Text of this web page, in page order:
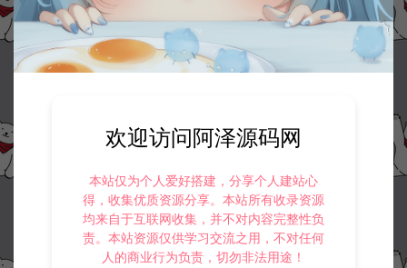
欢迎访问阿泽源码网
本站仅为个人爱好搭建，分享个人建站心
得，收集优质资源分享。本站所有收录资源
均来自于互联网收集，并不对内容完整性负
责。本站资源仅供学习交流之用，不对任何
人的商业行为负责，切勿非法用途！